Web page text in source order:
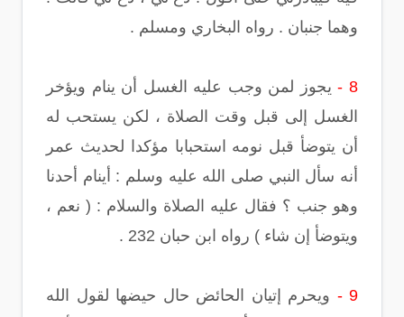
وهما جنبان . رواه البخاري ومسلم .
8 -
يجوز لمن وجب عليه الغسل أن ينام ويؤخر
الغسل إلى قبل وقت الصلاة ، لكن يستحب له
أن يتوضأ قبل نومه استحبابا مؤكدا لحديث عمر
أنه سأل النبي صلى الله عليه وسلم : أينام أحدنا
وهو جنب ؟ فقال عليه الصلاة والسلام : ( نعم ،
ويتوضأ إن شاء ) رواه ابن حبان 232 .
9 -
ويحرم إتيان الحائض حال حيضها لقول الله